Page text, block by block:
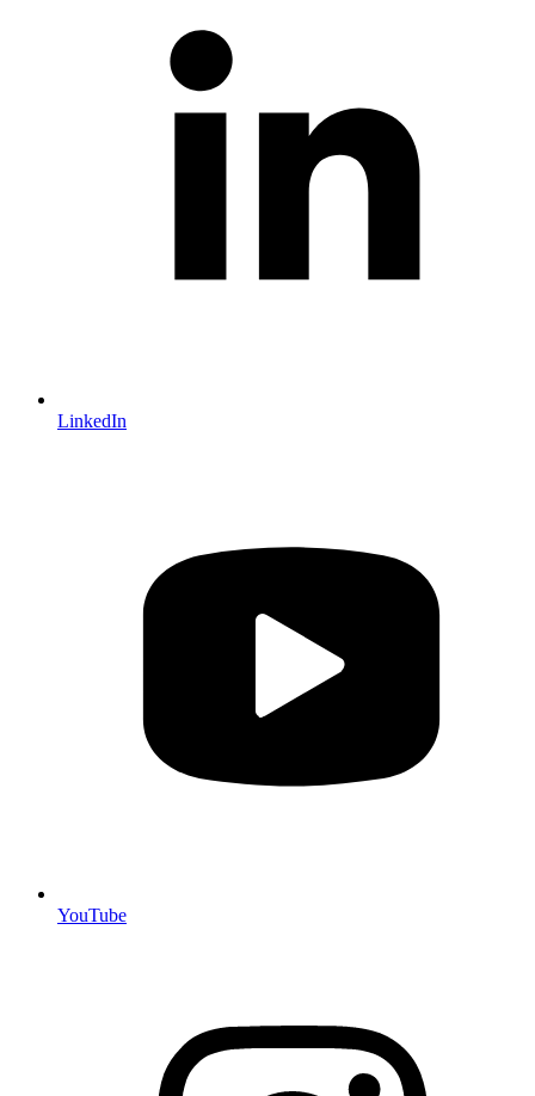
LinkedIn
YouTube